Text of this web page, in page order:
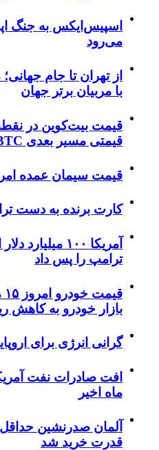
اسپیس‌ایکس به جنگ
می‌رود
از تهران تا جام
با مربیان برتر جهان
قیمت بیت‌کوین در
قیمتی مسیر بعدی BTC را تعیین می‌کنند؟
قیمت سیمان عمده امروز ۱۵ مرداد ۱۴۰۵ +
کارت برنده به دست
آمریکا ۱۰۰
ترامپ را پس داد
بازار خودرو به
گرانی انرژی برای
ماه اخیر
آلمان صدرنشین حداقل
قدرت خرید شد